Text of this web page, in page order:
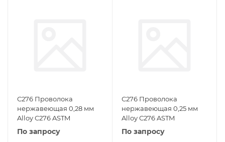
С276 Проволока
нержавеющая 0,28 мм
Alloy С276 ASTM
По запросу
С276 Проволока
нержавеющая 0,25 мм
Alloy С276 ASTM
По запросу